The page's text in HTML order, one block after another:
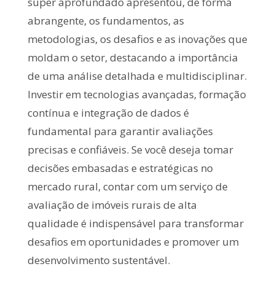
abrangente, os fundamentos, as
metodologias, os desafios e as inovações que
moldam o setor, destacando a importância
de uma análise detalhada e multidisciplinar.
Investir em tecnologias avançadas, formação
contínua e integração de dados é
fundamental para garantir avaliações
precisas e confiáveis. Se você deseja tomar
decisões embasadas e estratégicas no
mercado rural, contar com um serviço de
avaliação de imóveis rurais de alta
qualidade é indispensável para transformar
desafios em oportunidades e promover um
desenvolvimento sustentável.